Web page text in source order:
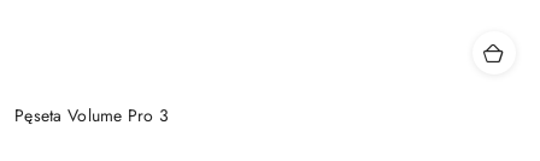
Pęseta Volume Pro 3